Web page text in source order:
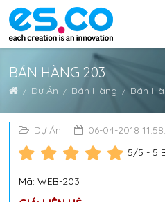
BÁN HÀNG 203
Dự Án Bán Hàng Bán
Dự Án 06-04-2018
5/5 - 5
Mã: WEB-203